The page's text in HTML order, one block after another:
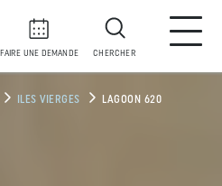
FAIRE UNE DEMANDE CHERCHER
ILES VIERGES LAGOON 620